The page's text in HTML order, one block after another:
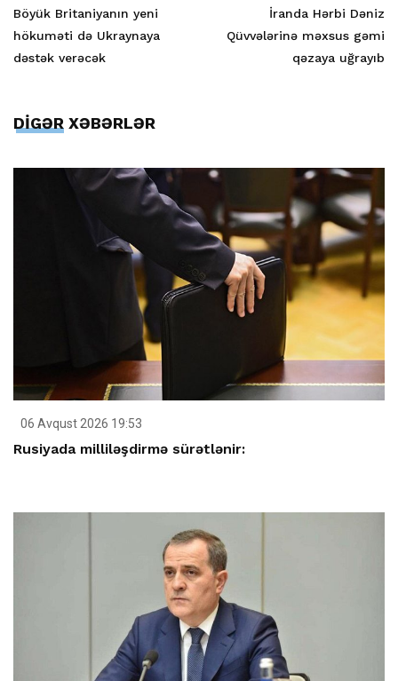
Böyük Britaniyanın yeni
hökuməti də Ukraynaya
dəstək verəcək
İranda Hərbi Dəniz
Qüvvələrinə məxsus gəmi
qəzaya uğrayıb
DİGƏR XƏBƏRLƏR
06 Avqust 2026 19:53
Rusiyada milliləşdirmə sürətlənir: